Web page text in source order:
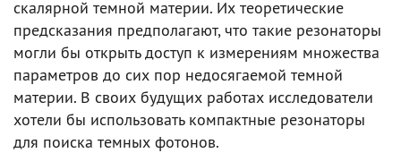
скалярной темной материи. Их теоретические
предсказания предполагают, что такие резонаторы
могли бы открыть доступ к измерениям множества
параметров до сих пор недосягаемой темной
материи. В своих будущих работах исследователи
хотели бы использовать компактные резонаторы
для поиска темных фотонов.